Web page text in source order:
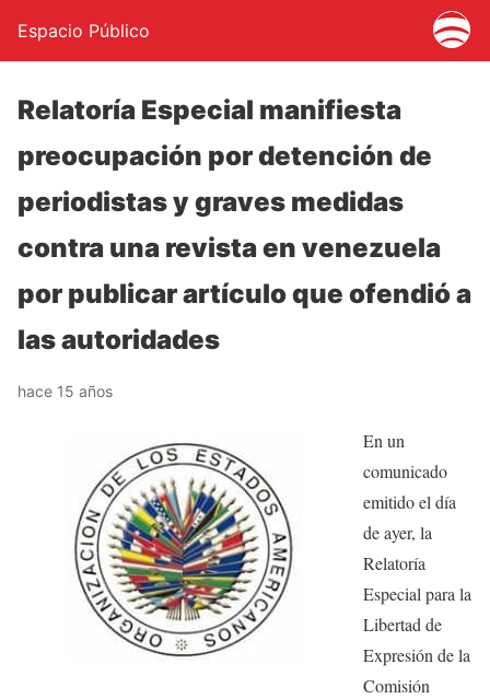
Espacio Público
Relatoría Especial manifiesta
preocupación por detención de
periodistas y graves medidas
contra una revista en venezuela
por publicar artículo que ofendió a
las autoridades
hace 15 años
En un
comunicado
emitido el día
de ayer, la
Relatoría
Especial para la
Libertad de
Expresión de la
Comisión